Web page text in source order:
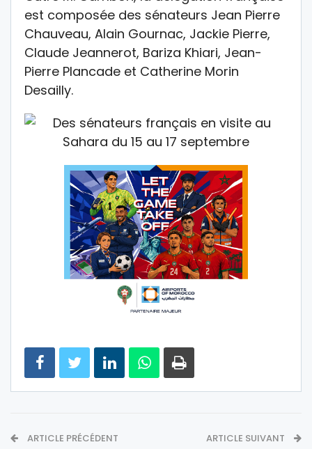
est composée des sénateurs Jean Pierre
Chauveau, Alain Gournac, Jackie Pierre,
Claude Jeannerot, Bariza Khiari, Jean-
Pierre Plancade et Catherine Morin
Desailly.
ARTICLE PRÉCÉDENT ARTICLE SUIVANT